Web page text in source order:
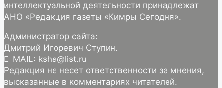
интеллектуальной деятельности принадлежат
АНО «Редакция газеты «Кимры Сегодня».
Администратор сайта:
Дмитрий Игоревич Ступин.
E-MAIL: ksha@list.ru
Редакция не несет ответственности за мнения,
высказанные в комментариях читателей.